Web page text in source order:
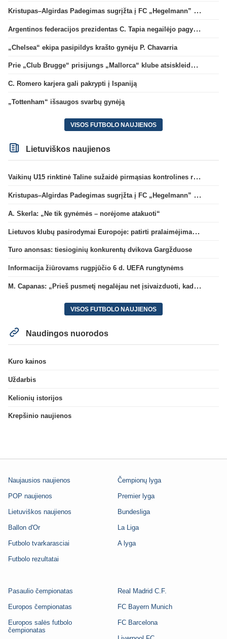
Kristupas–Algirdas Padegimas sugrįžta į FC „Hegelmann” B sudėtį
Argentinos federacijos prezidentas C. Tapia negailėjo pagyrų G. Infantino
„Chelsea“ ekipa pasipildys krašto gynėju P. Chavarria
Prie „Club Brugge“ prisijungs „Mallorca“ klube atsiskleidęs J. Virgili
C. Romero karjera gali pakrypti į Ispaniją
„Tottenham“ išsaugos svarbų gynėją
VISOS FUTBOLO NAUJIENOS
Lietuviškos naujienos
Vaikinų U15 rinktinė Taline sužaidė pirmąsias kontrolines rungtynes
Kristupas–Algirdas Padegimas sugrįžta į FC „Hegelmann” B sudėtį
A. Skerla: „Ne tik gynėmės – norėjome atakuoti“
Lietuvos klubų pasirodymai Europoje: patirti pralaimėjimai Kroatijos atstovams
Turo anonsas: tiesioginių konkurentų dvikova Gargžduose
Informacija žiūrovams rugpjūčio 6 d. UEFA rungtynėms
M. Capanas: „Prieš pusmetį negalėjau net įsivaizduoti, kad žaisime prieš „Hajduk“
VISOS FUTBOLO NAUJIENOS
Naudingos nuorodos
Kuro kainos
Uždarbis
Kelionių istorijos
Krepšinio naujienos
Naujausios naujienos
POP naujienos
Lietuviškos naujienos
Ballon d'Or
Futbolo tvarkarasciai
Futbolo rezultatai
Čempionų lyga
Premier lyga
Bundesliga
La Liga
A lyga
Pasaulio čempionatas
Europos čempionatas
Europos salės futbolo
čempionatas
Real Madrid C.F.
FC Bayern Munich
FC Barcelona